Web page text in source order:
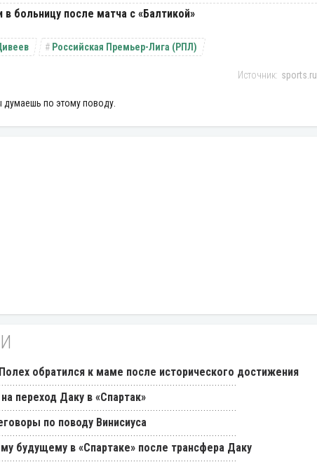
больницу после матча с «Балтикой»
Российская Премьер-Лига (РПЛ)
sports.ru
по этому поводу.
обратился к маме после исторического достижения
переход Даку в «Спартак»
по поводу Винисиуса
будущему в «Спартаке» после трансфера Даку